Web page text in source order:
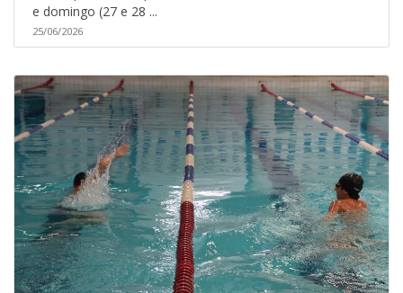
e domingo (27 e 28 ...
25/06/2026